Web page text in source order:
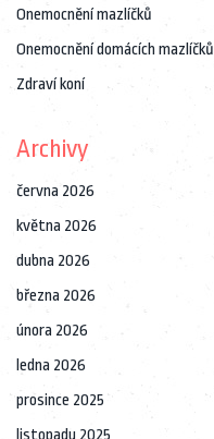
Onemocnění mazlíčků
Onemocnění domácích mazlíčků
Zdraví koní
Archivy
června 2026
května 2026
dubna 2026
března 2026
února 2026
ledna 2026
prosince 2025
listopadu 2025